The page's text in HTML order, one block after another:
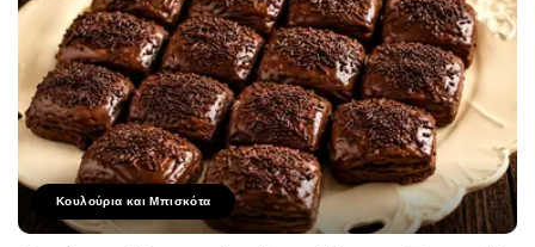
Κουλούρια και Μπισκότα